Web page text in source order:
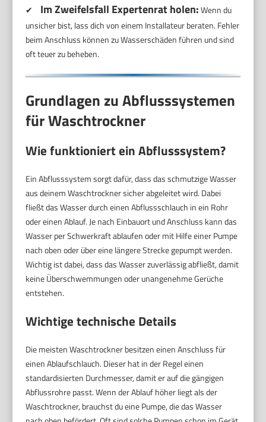
✔ Im Zweifelsfall Expertenrat holen:Wenn du
unsicher bist, lass dich von einem Installateur beraten. Fehler
beim Anschluss können zu Wasserschäden führen und sind
oft teuer zu beheben.
Grundlagen zu Abflusssystemen
für Waschtrockner
Wie funktioniert ein Abflusssystem?
Ein Abflusssystem sorgt dafür, dass das schmutzige Wasser
aus deinem Waschtrockner sicher abgeleitet wird. Dabei
fließt das Wasser durch einen Abflussschlauch in ein Rohr
oder einen Ablauf. Je nach Einbauort und Anschluss kann das
Wasser per Schwerkraft ablaufen oder mit Hilfe einer Pumpe
nach oben oder über eine längere Strecke gepumpt werden.
Wichtig ist dabei, dass das Wasser zuverlässig abfließt, damit
keine Überschwemmungen oder unangenehme Gerüche
entstehen.
Wichtige technische Details
Die meisten Waschtrockner besitzen einen Anschluss für
einen Ablaufschlauch. Dieser hat in der Regel einen
standardisierten Durchmesser, damit er auf die gängigen
Abflussrohre passt. Wenn der Ablauf höher liegt als der
Waschtrockner, brauchst du eine Pumpe, die das Wasser